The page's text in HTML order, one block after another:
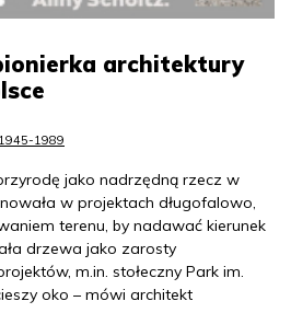
architektury
1989
jako nadrzędną rzecz w
w projektach długofalowo,
terenu, by nadawać kierunek
drzewa jako zarosty
m.in. stołeczny Park im.
oko – mówi architekt